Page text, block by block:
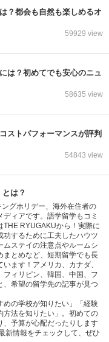
？都会も自然も楽しめるオ
59929 view
は？初めてでも安心のニュ
58635 view
ストパフォーマンスが評判
54843 view
は？
グホリデー、海外在住者の
ィアです。語学留学もコミ
THE RYUGAKUから！実際に
するために工夫したハウツ
ムステイの注意点やルームシ
まとめなど、短期留学でも長
ます！アメリカ、カナダ、
フィリピン、韓国、中国、フ
、希望の留学先の記事が見つ
めの学校が知りたい」「経験
方法を知りたい」。初めての
、予算が心配だったりします
新情報をチェックして、ぜひ